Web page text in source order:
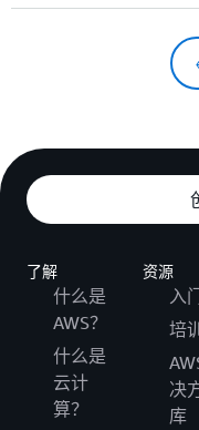
了解
什么是
AWS？
什么是
云计
算？
资源
入
培训
决
库